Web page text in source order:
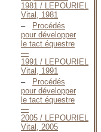
1981 / LEPOURIEL
Vital, 1981
Procédés
pour développer
le tact équestre
—
1991 / LEPOURIEL
Vital, 1991
Procédés
pour développer
le tact équestre
—
2005 / LEPOURIEL
Vital, 2005